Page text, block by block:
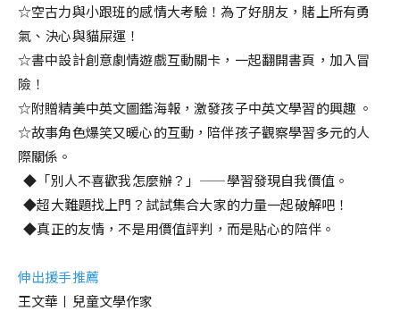
☆空古力與小跟班的感情大考驗！為了好朋友，賭上所有勇
氣、決心與貓屎運！
☆書中設計創意劇情遊戲互動關卡，一起翻開書頁，加入冒
險！
☆附贈精美中英文圖鑑海報，激發孩子中英文學習的興趣 。
☆故事角色爆笑又暖心的互動，陪伴孩子觀察學習多元的人
際關係。
◆「別人不喜歡我怎麼辦？」——學習發現自我價值。
◆超大難題找上門？試試集合大家的力量一起破解吧！
◆真正的友情，不是用價值評判，而是貼心的陪伴。
伸出援手推薦
王文華〡兒童文學作家